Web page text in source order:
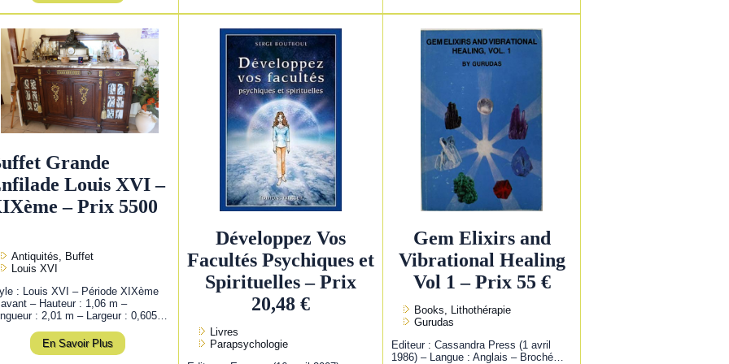
Grande
Louis XVI –
– Prix 5500
Antiquités, Buffet
Louis XVI
: Louis XVI – Période XIXème
– Hauteur : 1,06 m –
: 2,01 m – Largeur : 0,605…
En Savoir Plus
Développez Vos
Facultés Psychiques et
Spirituelles – Prix
20,48 €
Livres
Parapsychologie
Gem Elixirs and
Vibrational Healing
Vol 1 – Prix 55 €
Books, Lithothérapie
Gurudas
Editeur : Cassandra Press (1 avril
1986) – Langue : Anglais – Broché…